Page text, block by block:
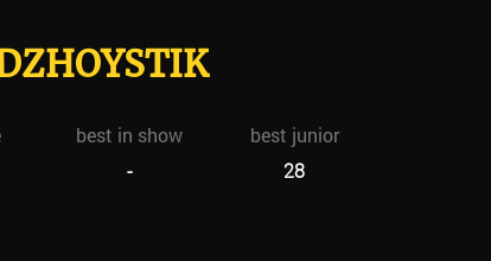
best in show
best junior
- 28